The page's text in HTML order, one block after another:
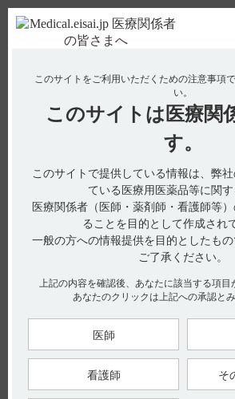
使用期限検索
No : 15037
【デエビゴ】 授乳婦へ投与で
どのくらい空けたら授乳できま
電子添文には、授乳婦の投与について以
9.特定の背景を有する患者に関する注意
9.6 授乳婦（引用1）
治療上の有益性及び母乳栄養の有益性を
は中止を検討すること。健康成人に10mg
（RID）は2％未満であった。
また、インタビューフォームには、授乳
として、授乳への影響を評価するための
ト母乳中へのレンボレキサントの移行性
試験は、8人の健康な授乳中の成人女性を
中への移行量および相対的乳児投与量（
RID）を推定することを主要評価項目とし
10mg単回投与後から10日目までに回収し
このサイトをご利用いただくための注意事項で
い。
このサイトは 医療関
す。
このサイトで提供している情報は、弊
ている医療用医薬品等に関
医療関係者（医師・薬剤師・看護師等
ることを目的として作成され
一般の方への情報提供を目的としたも
ご了承ください。
上記の内容を確認後、あなたに該当する項目
あなたのクリックは上記への承認とみ
医師
看護師 そ